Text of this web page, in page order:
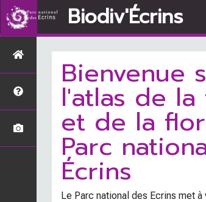
Biodiv'Écrins
Bienvenue
l'atlas de la
et de la
Parc
Écrins
Le Parc national des Ecrins met